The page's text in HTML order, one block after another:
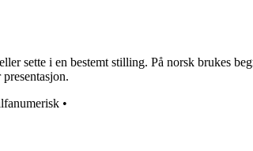
sette i en bestemt stilling. På norsk brukes
•